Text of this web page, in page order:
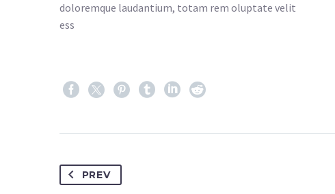
doloremque laudantium, totam rem oluptate velit
ess
PREV